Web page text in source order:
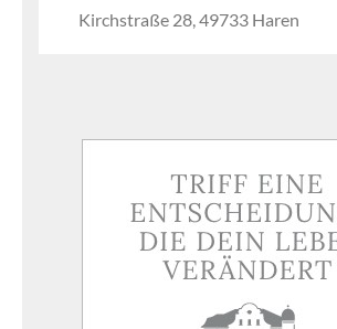
Kirchstraße 28, 49733 Haren